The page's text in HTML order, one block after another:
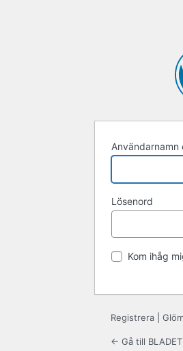
Lösenord
Kom ihåg
Registrera
← Gå till